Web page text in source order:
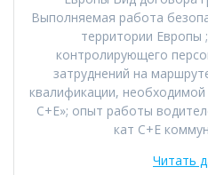
Выполняемая работа
территории
контролирующего
затруднений на
квалификации,
С+Е»; опыт работы
кат С+Е
Читать